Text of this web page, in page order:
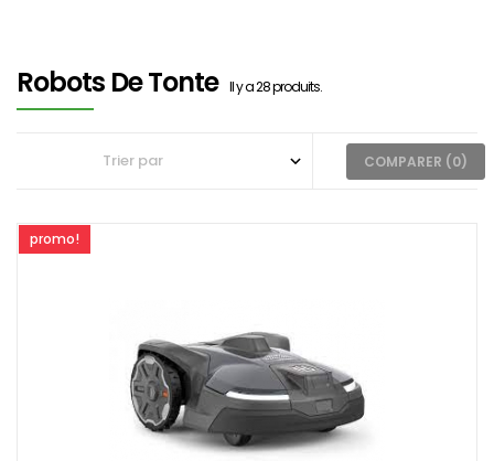
Robots De Tonte Il y a 28 produits.
COMPARER (0)
promo!